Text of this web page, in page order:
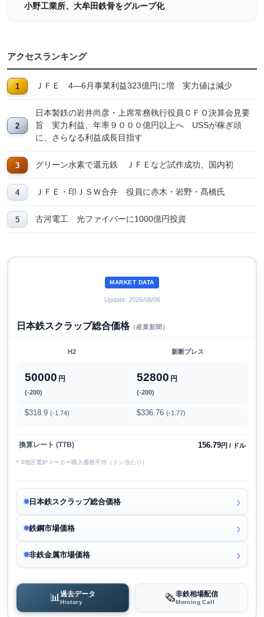
小野工業所、大牟田鉄骨をグループ化
アクセスランキング
ＪＦＥ 4―6月事業利益323億円に増 実力値は減少
日本製鉄の岩井尚彦・上席常務執行役員ＣＦＯ決算会見要
旨 実力利益、年率９０００億円以上へ USSが稼ぎ頭
に、さらなる利益成長目指す
グリーン水素で還元鉄 ＪＦＥなど試作成功、国内初
ＪＦＥ・印ＪＳＷ合弁 役員に赤木・岩野・髙橋氏
古河電工 光ファイバーに1000億円投資
MARKET DATA
Update: 2026/08/06
日本鉄スクラップ総合価格（産業新聞）
H2 新断プレス
50000 円
(-200)
52800 円
(-200)
$318.9 (-1.74) $336.76 (-1.77)
換算レート (TTB) 156.79円 / ドル
* 3地区電炉メーカー購入価格平均（トン当たり）
日本鉄スクラップ総合価格
鉄鋼市場価格
非鉄金属市場価格
📊過去データ
History 🗞️非鉄相場配信
Morning Call